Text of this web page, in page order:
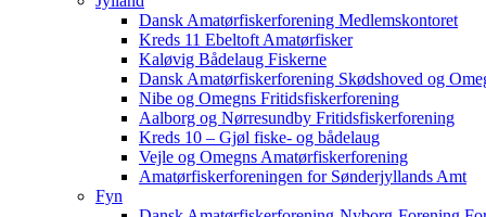
Dansk Amatørfiskerforening Medlemskontoret
Kreds 11 Ebeltoft Amatørfisker
Kaløvig Bådelaug Fiskerne
Dansk Amatørfiskerforening Skødshoved og
Nibe og Omegns Fritidsfiskerforening
Aalborg og Nørresundby Fritidsfiskerforening
Kreds 10 – Gjøl fiske- og bådelaug
Vejle og Omegns Amatørfiskerforening
Amatørfiskerforeningen for Sønderjyllands Amt
Fyn